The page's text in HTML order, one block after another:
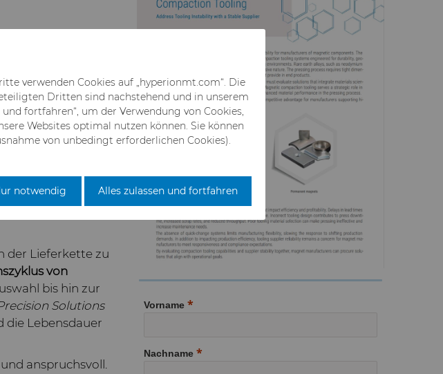
die
eine stabile
die
der Lieferkette zu
von
bis hin zur
Solutions
die Lebensdauer
anspruchsvoll.
Vorname
Nachname
verwenden Cookies auf „hyperionmt.com“. Die
Dritten sind nachstehend und in unserem
fortfahren“, um der Verwendung von Cookies,
Websites optimal nutzen können. Sie können
von unbedingt erforderlichen Cookies).
notwendig Alles zulassen und fortfahren